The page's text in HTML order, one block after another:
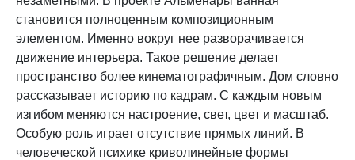
становится полноценным композиционным
элементом. Именно вокруг нее разворачивается
движение интерьера. Такое решение делает
пространство более кинематографичным. Дом словно
рассказывает историю по кадрам. С каждым новым
изгибом меняются настроение, свет, цвет и масштаб.
Особую роль играет отсутствие прямых линий. В
человеческой психике криволинейные формы